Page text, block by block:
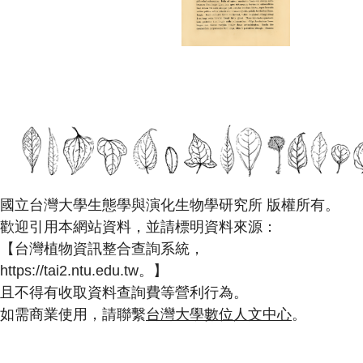
國立台灣大學生態學與演化生物學研究所 版權所有。
歡迎引用本網站資料，並請標明資料來源：
【台灣植物資訊整合查詢系統，
https://tai2.ntu.edu.tw。】
且不得有收取資料查詢費等營利行為。
如需商業使用，請聯繫台灣大學數位人文中心。